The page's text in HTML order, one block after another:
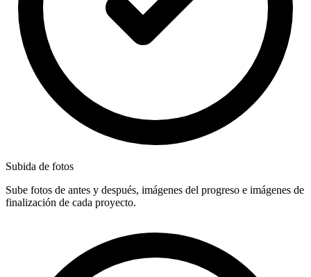
Subida de fotos
Sube fotos de antes y después, imágenes del progreso e imágenes de
finalización de cada proyecto.